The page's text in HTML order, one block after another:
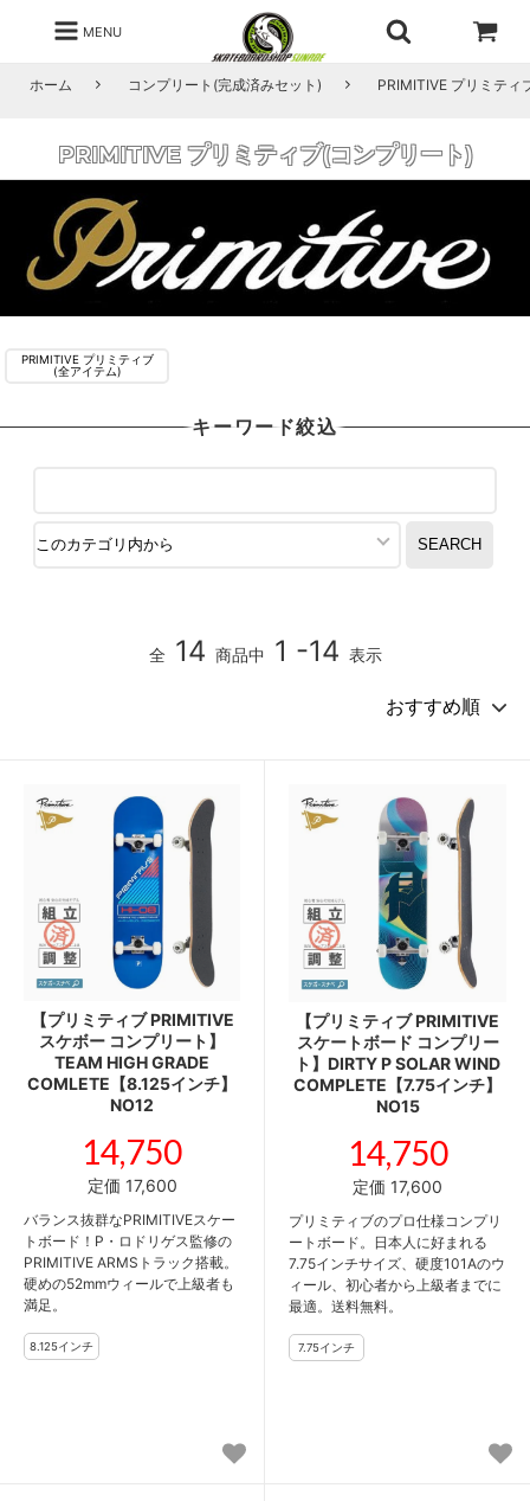
MENU
ホーム コンプリート(完成済みセット) PRIMITIVE プリミティ
PRIMITIVE プリミティブ(コンプリート)
PRIMITIVE プリミティブ
(全アイテム)
キーワード絞込
全 14 商品中 1 -14 表示
【プリミティブ PRIMITIVE
スケボー コンプリート】
TEAM HIGH GRADE
COMLETE【8.125インチ】
NO12
14,750
定価 17,600
バランス抜群なPRIMITIVEスケー
トボード！P・ロドリゲス監修の
PRIMITIVE ARMSトラック搭載。
硬めの52mmウィールで上級者も
満足。
【プリミティブ PRIMITIVE
スケートボード コンプリー
ト】DIRTY P SOLAR WIND
COMPLETE【7.75インチ】
NO15
14,750
定価 17,600
プリミティブのプロ仕様コンプリ
ートボード。日本人に好まれる
7.75インチサイズ、硬度101Aのウ
ィール、初心者から上級者までに
最適。送料無料。